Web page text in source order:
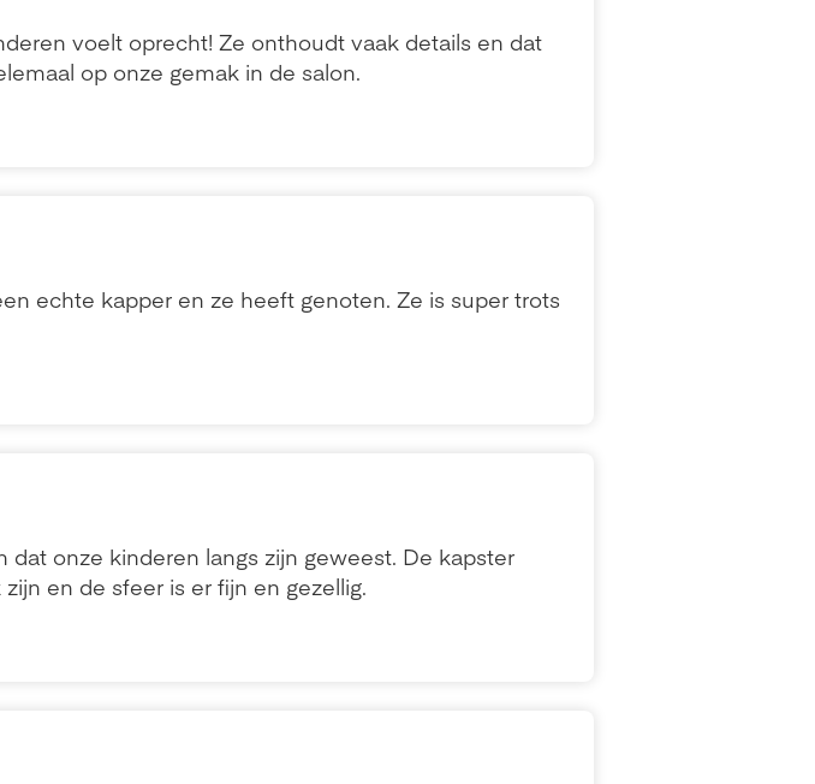
voelt oprecht! Ze onthoudt vaak details en dat
op onze gemak in de salon.
echte kapper en ze heeft genoten. Ze is super trots
onze kinderen langs zijn geweest. De kapster
en de sfeer is er fijn en gezellig.